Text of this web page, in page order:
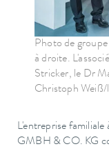
Photo de
à droite.
Stricker, le Dr
Christoph Weiß/
L'entreprise
GMBH & CO. KG